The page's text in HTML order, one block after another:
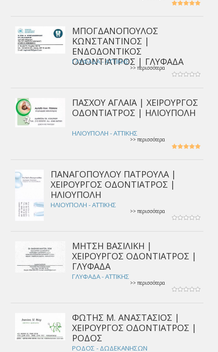
ΜΠΟΓΔΑΝΟΠΟΥΛΟΣ
ΚΩΝΣΤΑΝΤΙΝΟΣ |
ΕΝΔΟΔΟΝΤΙΚΟΣ
ΟΔΟΝΤΙΑΤΡΟΣ | ΓΛΥΦΑΔΑ
ΓΛΥΦΑΔΑ - ΑΤΤΙΚΗΣ
>> περισσότερα
ΠΑΣΧΟΥ ΑΓΛΑΪΑ | ΧΕΙΡΟΥΡΓΟΣ
ΟΔΟΝΤΙΑΤΡΟΣ | ΗΛΙΟΥΠΟΛΗ
ΗΛΙΟΥΠΟΛΗ - ΑΤΤΙΚΗΣ
>> περισσότερα
ΠΑΝΑΓΟΠΟΥΛΟΥ ΠΑΤΡΟΥΛΑ |
ΧΕΙΡΟΥΡΓΟΣ ΟΔΟΝΤΙΑΤΡΟΣ |
ΗΛΙΟΥΠΟΛΗ
ΗΛΙΟΥΠΟΛΗ - ΑΤΤΙΚΗΣ
>> περισσότερα
ΜΗΤΣΗ ΒΑΣΙΛΙΚΗ |
ΧΕΙΡΟΥΡΓΟΣ ΟΔΟΝΤΙΑΤΡΟΣ |
ΓΛΥΦΑΔΑ
ΓΛΥΦΑΔΑ - ΑΤΤΙΚΗΣ
>> περισσότερα
ΦΩΤΗΣ Μ. ΑΝΑΣΤΑΣΙΟΣ |
ΧΕΙΡΟΥΡΓΟΣ ΟΔΟΝΤΙΑΤΡΟΣ |
ΡΟΔΟΣ
ΡΟΔΟΣ - ΔΩΔΕΚΑΝΗΣΩΝ